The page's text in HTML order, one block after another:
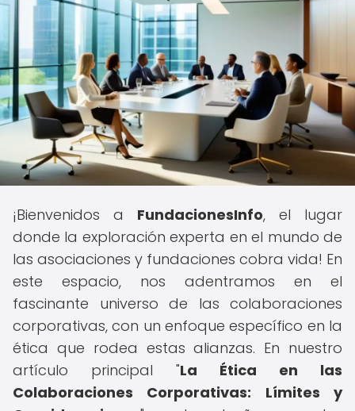
¡Bienvenidos a FundacionesInfo, el lugar
donde la exploración experta en el mundo de
las asociaciones y fundaciones cobra vida! En
este espacio, nos adentramos en el
fascinante universo de las colaboraciones
corporativas, con un enfoque específico en la
ética que rodea estas alianzas. En nuestro
artículo principal "La Ética en las
Colaboraciones Corporativas: Límites y